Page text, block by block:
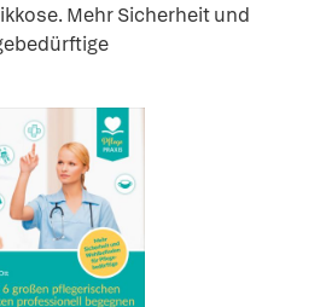
Mehr Sicherheit und